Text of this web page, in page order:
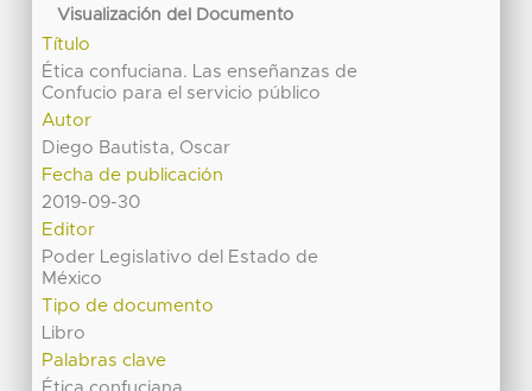
Visualización del Documento
Título
Ética confuciana. Las enseñanzas de
Confucio para el servicio público
Autor
Diego Bautista, Oscar
Fecha de publicación
2019-09-30
Editor
Poder Legislativo del Estado de
México
Tipo de documento
Libro
Palabras clave